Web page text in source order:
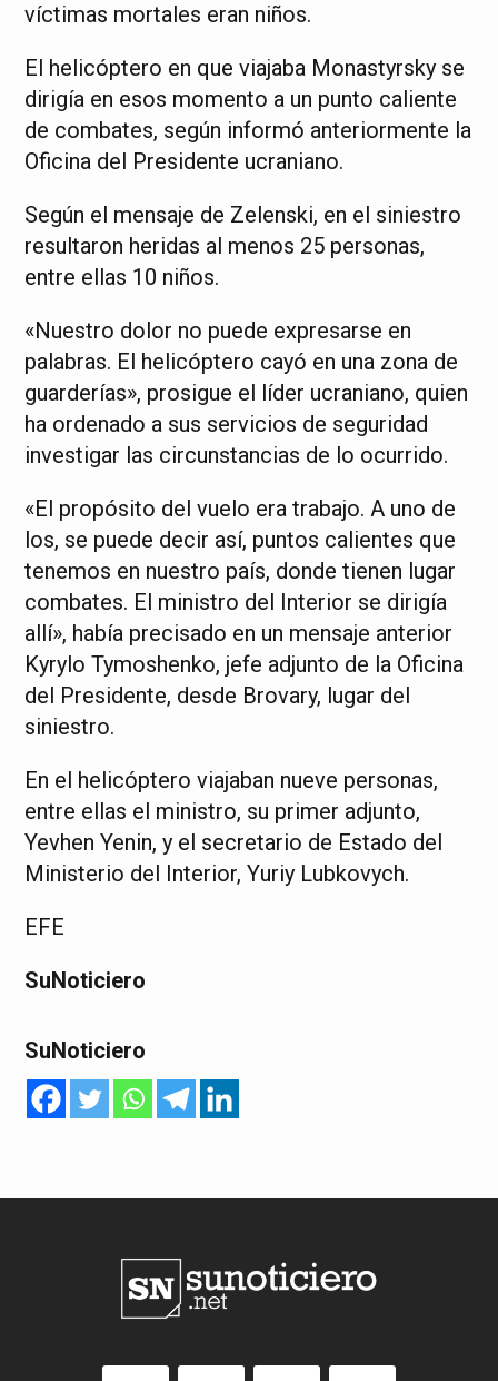
víctimas mortales eran niños.
El helicóptero en que viajaba Monastyrsky se
dirigía en esos momento a un punto caliente
de combates, según informó anteriormente la
Oficina del Presidente ucraniano.
Según el mensaje de Zelenski, en el siniestro
resultaron heridas al menos 25 personas,
entre ellas 10 niños.
«Nuestro dolor no puede expresarse en
palabras. El helicóptero cayó en una zona de
guarderías», prosigue el líder ucraniano, quien
ha ordenado a sus servicios de seguridad
investigar las circunstancias de lo ocurrido.
«El propósito del vuelo era trabajo. A uno de
los, se puede decir así, puntos calientes que
tenemos en nuestro país, donde tienen lugar
combates. El ministro del Interior se dirigía
allí», había precisado en un mensaje anterior
Kyrylo Tymoshenko, jefe adjunto de la Oficina
del Presidente, desde Brovary, lugar del
siniestro.
En el helicóptero viajaban nueve personas,
entre ellas el ministro, su primer adjunto,
Yevhen Yenin, y el secretario de Estado del
Ministerio del Interior, Yuriy Lubkovych.
EFE
SuNoticiero
SuNoticiero